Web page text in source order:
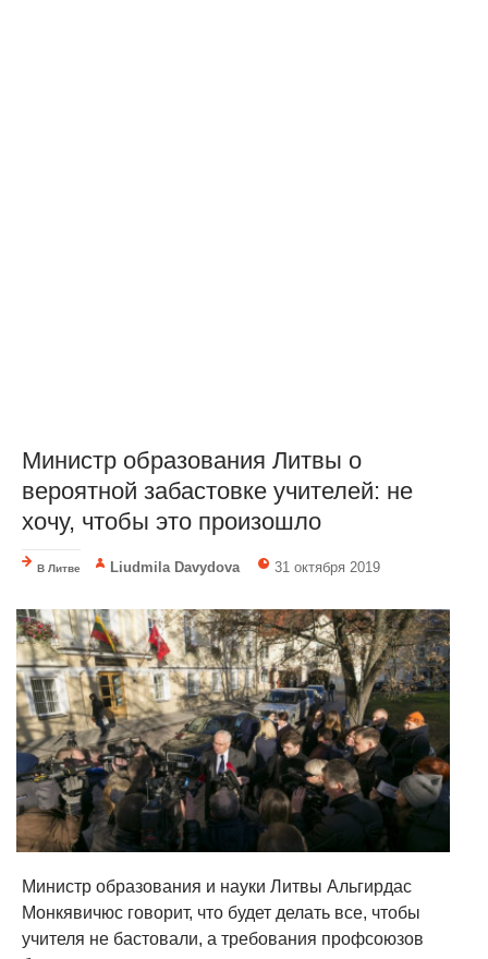
Министр образования Литвы о
вероятной забастовке учителей: не
хочу, чтобы это произошло
В Литве Liudmila Davydova 31 октября 2019
Министр образования и науки Литвы Альгирдас
Монкявичюс говорит, что будет делать все, чтобы
учителя не бастовали, а требования профсоюзов